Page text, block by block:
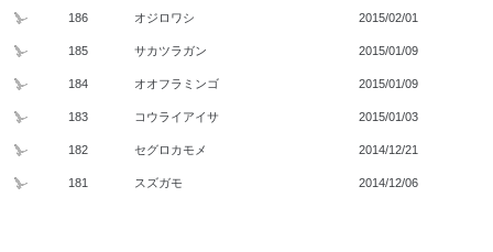
186 オジロワシ 2015/02/01
185 サカツラガン 2015/01/09
184 オオフラミンゴ 2015/01/09
183 コウライアイサ 2015/01/03
182 セグロカモメ 2014/12/21
181 スズガモ 2014/12/06